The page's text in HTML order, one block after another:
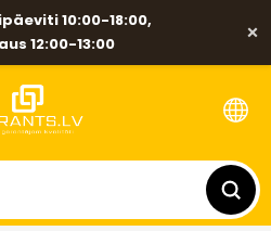
10:00-18:00,
12:00-13:00
×